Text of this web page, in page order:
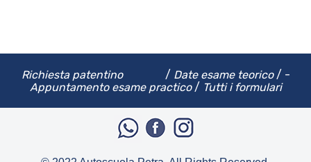
Richiesta patentino ­/­ Date esame teorico­ ­/­ ­
Appuntamento esame practico­ ­/­­ Tutti i formulari